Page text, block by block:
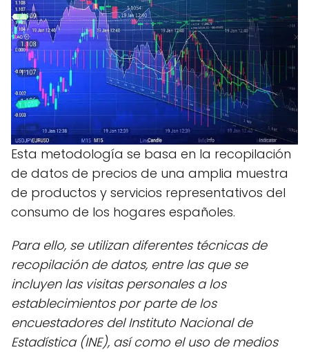
Esta metodología se basa en la recopilación
de datos de precios de una amplia muestra
de productos y servicios representativos del
consumo de los hogares españoles.
Para ello, se utilizan diferentes técnicas de
recopilación de datos, entre las que se
incluyen las visitas personales a los
establecimientos por parte de los
encuestadores del Instituto Nacional de
Estadística (INE), así como el uso de medios